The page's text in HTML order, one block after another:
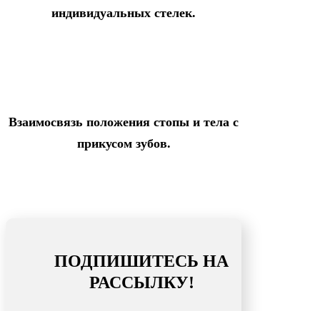
индивидуальных стелек.
Взаимосвязь положения стопы и тела с
прикусом зубов.
ПОДПИШИТЕСЬ НА
РАССЫЛКУ!